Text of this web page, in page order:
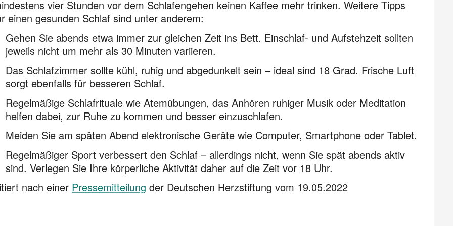
vier Stunden vor dem Schlafengehen keinen Kaffee mehr trinken. Weitere Tipps
einen gesunden Schlaf sind unter anderem:
Gehen Sie abends etwa immer zur gleichen Zeit ins Bett. Einschlaf- und Aufstehzeit sollten
jeweils nicht um mehr als 30 Minuten variieren.
Das Schlafzimmer sollte kühl, ruhig und abgedunkelt sein – ideal sind 18 Grad. Frische Luft
sorgt ebenfalls für besseren Schlaf.
Regelmäßige Schlafrituale wie Atemübungen, das Anhören ruhiger Musik oder Meditation
helfen dabei, zur Ruhe zu kommen und besser einzuschlafen.
Meiden Sie am späten Abend elektronische Geräte wie Computer, Smartphone oder Tablet.
Regelmäßiger Sport verbessert den Schlaf – allerdings nicht, wenn Sie spät abends aktiv
sind. Verlegen Sie Ihre körperliche Aktivität daher auf die Zeit vor 18 Uhr.
nach einer Pressemitteilung der Deutschen Herzstiftung vom 19.05.2022